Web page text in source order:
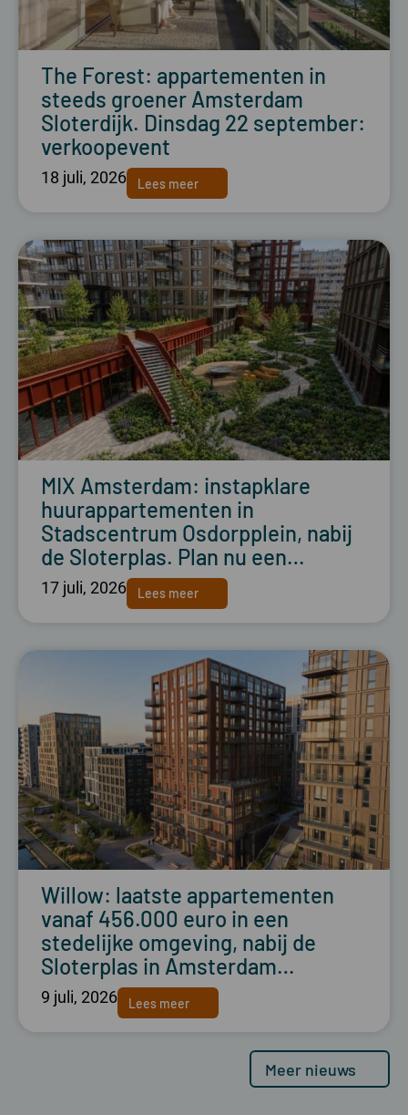
The Forest: appartementen in
steeds groener Amsterdam
Sloterdijk. Dinsdag 22 september:
verkoopevent
18 juli, 2026 Lees meer
MIX Amsterdam: instapklare
huurappartementen in
Stadscentrum Osdorpplein, nabij
de Sloterplas. Plan nu een…
17 juli, 2026 Lees meer
Willow: laatste appartementen
vanaf 456.000 euro in een
stedelijke omgeving, nabij de
Sloterplas in Amsterdam…
9 juli, 2026 Lees meer
Meer nieuws